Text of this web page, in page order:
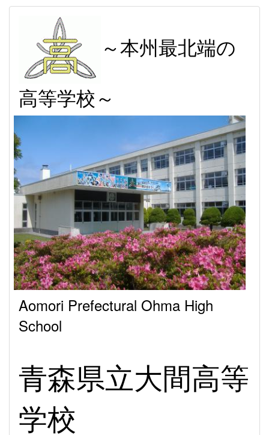
～本州最北端の
高等学校～
Aomori Prefectural Ohma High
School
青森県立大間高等
学校